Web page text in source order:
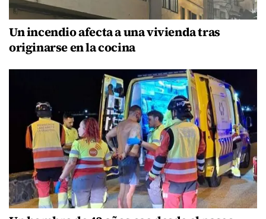
Un incendio afecta a una vivienda tras
originarse en la cocina